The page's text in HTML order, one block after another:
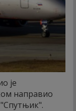
је
направио